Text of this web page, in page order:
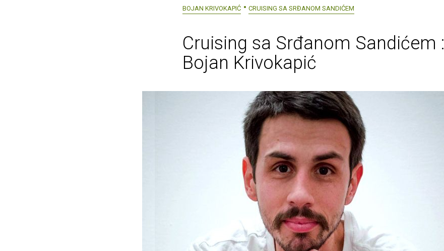
BOJAN KRIVOKAPIĆ
CRUISING SA SRĐANOM SANDIĆEM
Cruising sa Srđanom Sandićem :
Bojan Krivokapić